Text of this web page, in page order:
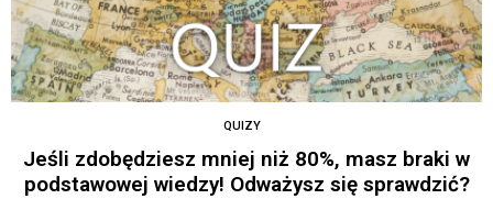
QUIZY
Jeśli zdobędziesz mniej niż 80%, masz braki w
podstawowej wiedzy! Odważysz się sprawdzić?